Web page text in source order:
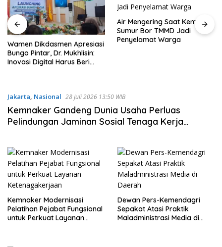
Air Mengering Saat Kemarau,
Sumur Bor TMMD Jadi
Penyelamat Warga
Akun Facebook “Bang Haye”
Diduga Milik Kades Sungai
Jakarta, Nasional 28 Juli 2026 13:50 WIB
Kemnaker Gandeng Dunia Usaha Perluas
Pelindungan Jaminan Sosial Tenaga Kerja
Kemnaker Modernisasi
Pelatihan Pejabat Fungsional
untuk Perkuat Layanan
Dewan Pers-Kemendagri
Sepakat Atasi Praktik
Maladministrasi Media di